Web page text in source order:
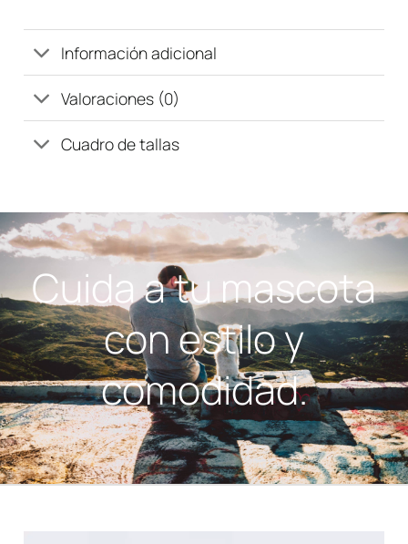
Información adicional
Valoraciones (0)
Cuadro de tallas
Cuida a tu mascota
con estilo y
comodidad.